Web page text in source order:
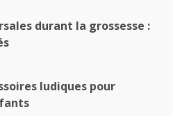
durant la grossesse :
ludiques pour